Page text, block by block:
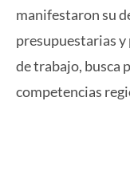
manifestaron su
presupuestarias y
de trabajo, busca
competencias